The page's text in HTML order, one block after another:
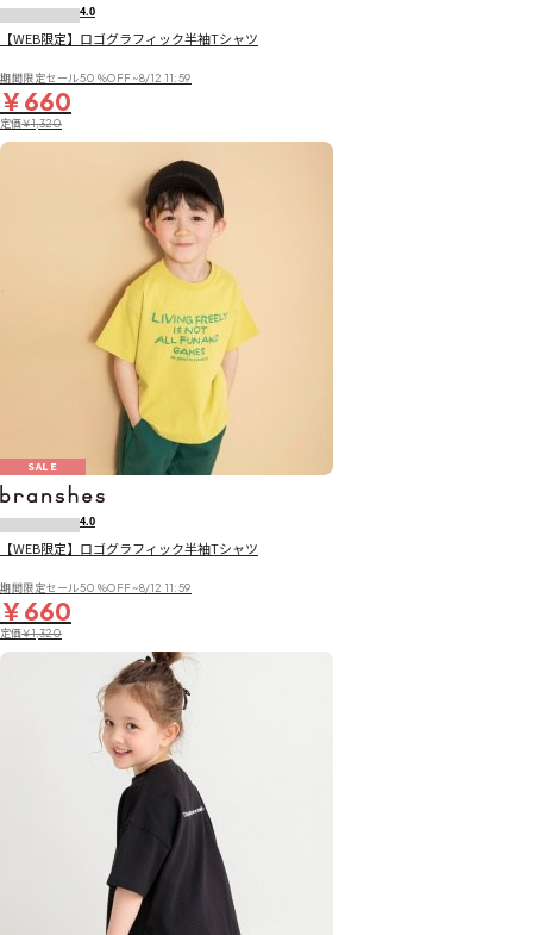
4.0
【WEB限定】ロゴグラフィック半袖Tシャツ
期間限定セール50％OFF~8/12 11:59
￥660
定価￥1,320
SALE
4.0
【WEB限定】ロゴグラフィック半袖Tシャツ
期間限定セール50％OFF~8/12 11:59
￥660
定価￥1,320